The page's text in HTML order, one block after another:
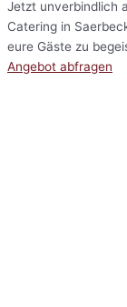
Jetzt unverbindlich
Catering in
eure Gäste zu
Angebot abfragen